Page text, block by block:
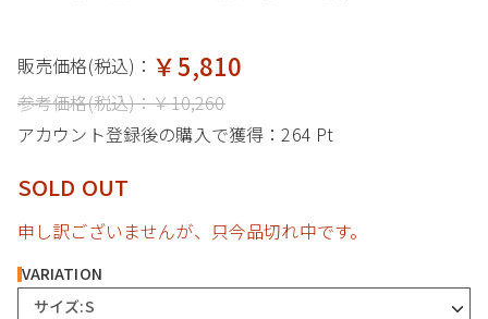
販売価格(税込)： ￥5,810
参考価格(税込)：￥10,260
アカウント登録後の購入で獲得：264 Pt
SOLD OUT
申し訳ございませんが、只今品切れ中です。
VARIATION
サイズ:S